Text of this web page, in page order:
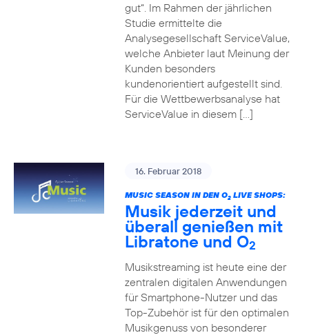
gut“. Im Rahmen der jährlichen
Studie ermittelte die
Analysegesellschaft ServiceValue,
welche Anbieter laut Meinung der
Kunden besonders
kundenorientiert aufgestellt sind.
Für die Wettbewerbsanalyse hat
ServiceValue in diesem […]
16. Februar 2018
MUSIC SEASON IN DEN O2LIVE SHOPS:
Musik jederzeit und
überall genießen mit
Libratone und O2
Musikstreaming ist heute eine der
zentralen digitalen Anwendungen
für Smartphone-Nutzer und das
Top-Zubehör ist für den optimalen
Musikgenuss von besonderer